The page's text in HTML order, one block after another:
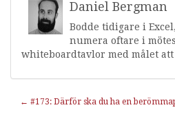
Daniel Bergman
Bodde tidigare i
numera oftare i
whiteboardtavlor med målet
Inläggnavigering
← #173: Därför ska du ha en